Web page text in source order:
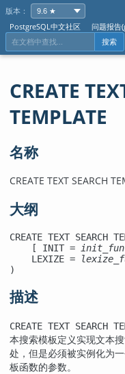
版本：
PostgreSQL中文社区
问题报告
搜索
CREATE
TEMPLATE
名称
CREATE TEXT SEARCH
大纲
CREATE TEXT SEARCH
    [ INIT =
    LEXIZE =
)
描述
CREATE TEXT SEARCH
本搜索模板定义实现文本
处，但是必须被实例化为
板函数的参数。